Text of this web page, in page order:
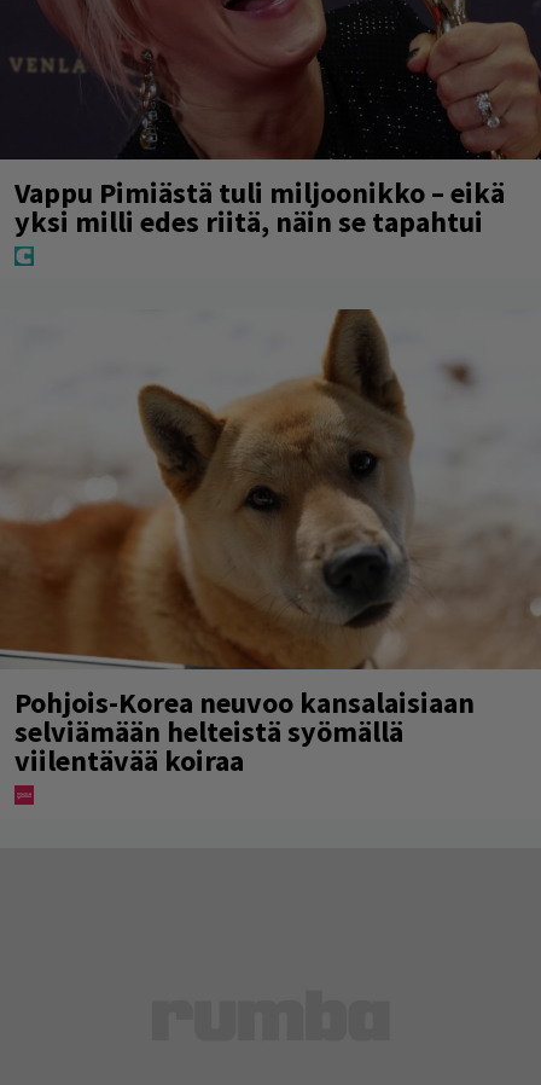
Vappu Pimiästä tuli miljoonikko – eikä
yksi milli edes riitä, näin se tapahtui
Pohjois-Korea neuvoo kansalaisiaan
selviämään helteistä syömällä
viilentävää koiraa